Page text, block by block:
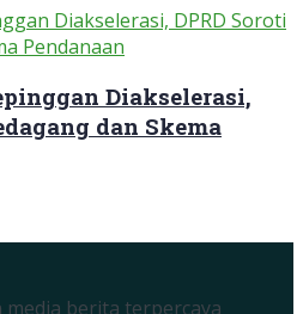
Diakselerasi,
dan Skema
berita terpercaya